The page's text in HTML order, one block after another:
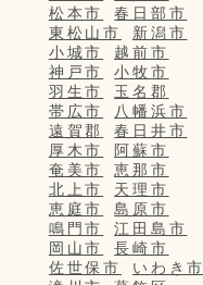
松本市
春日部市
東松山市
新潟市
小城市
越前市
神戸市
小牧市
羽生市
玉名郡
帯広市
八幡浜市
遠賀郡
春日井市
厚木市
阿蘇市
奄美市
恵那市
北上市
天理市
恵庭市
島原市
鳴門市
江田島市
岡山市
長崎市
佐世保市
いわき市